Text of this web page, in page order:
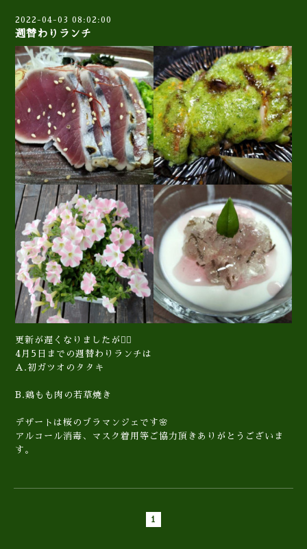
2022-04-03 08:02:00
週替わりランチ
更新が遅くなりましたが🙇‍♀️
4月5日までの週替わりランチは
A.初ガツオのタタキ
B.鶏もも肉の若草焼き
デザートは桜のブラマンジェです🌸
アルコール消毒、マスク着用等ご協力頂きありがとうございま
す。
1